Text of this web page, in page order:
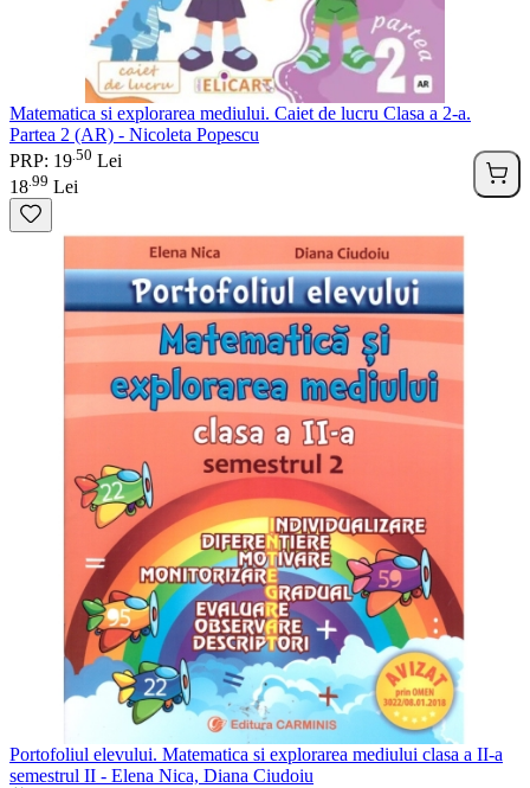
Matematica si explorarea mediului. Caiet de lucru Clasa a 2-a.
Partea 2 (AR) - Nicoleta Popescu
PRP: 19 50 Lei
18 99 Lei
Portofoliul elevului. Matematica si explorarea mediului clasa a II-a
semestrul II - Elena Nica, Diana Ciudoiu